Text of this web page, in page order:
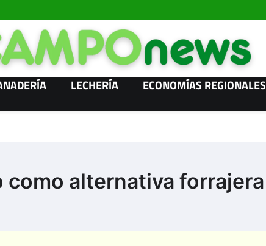
LECHERÍA ECONOMÍAS REGIONALES
como alternativa forrajera